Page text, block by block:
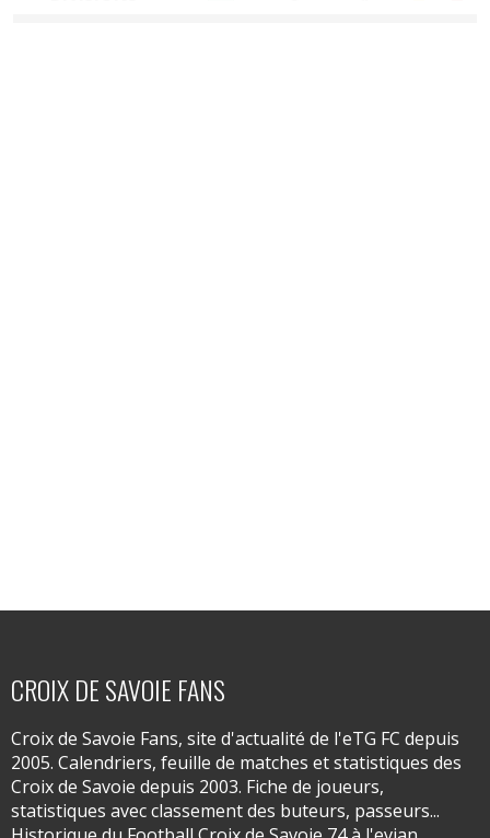
CROIX DE SAVOIE FANS
Croix de Savoie Fans, site d'actualité de l'eTG FC depuis
2005. Calendriers, feuille de matches et statistiques des
Croix de Savoie depuis 2003. Fiche de joueurs,
statistiques avec classement des buteurs, passeurs...